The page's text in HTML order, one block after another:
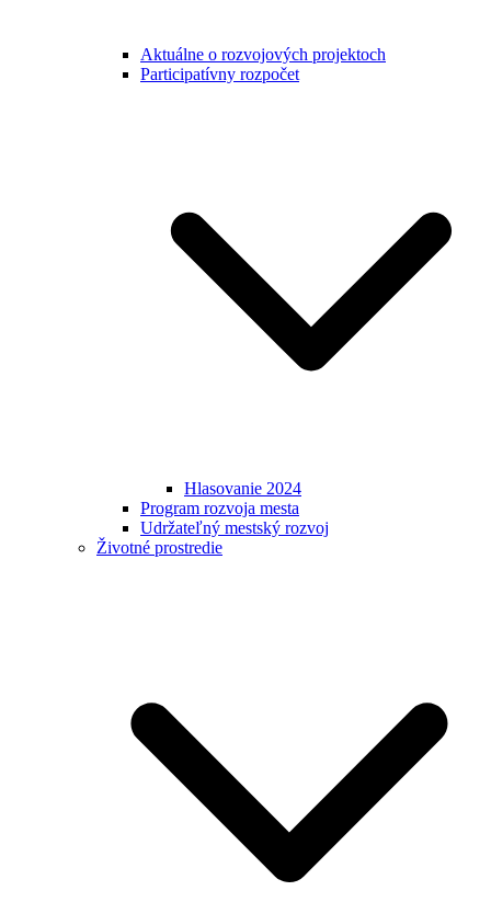
Aktuálne o rozvojových projektoch
Participatívny rozpočet
Hlasovanie 2024
Program rozvoja mesta
Udržateľný mestský rozvoj
Životné prostredie